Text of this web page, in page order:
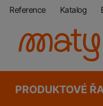
Reference Katalog
PRODUKTOVÉ